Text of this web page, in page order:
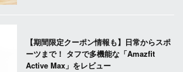
【期間限定クーポン情報も】日常からスポ
ーツまで！ タフで多機能な「Amazfit
Active Max」をレビュー